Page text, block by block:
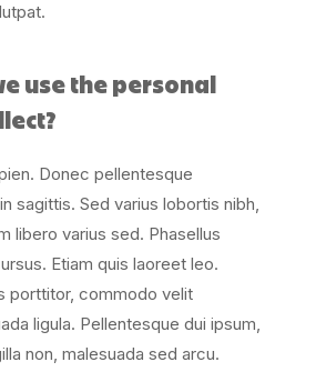
use the personal
Donec pellentesque
sagittis. Sed varius lobortis nibh,
libero varius sed. Phasellus
Etiam quis laoreet leo.
porttitor, commodo velit
ligula. Pellentesque dui ipsum,
non, malesuada sed arcu.